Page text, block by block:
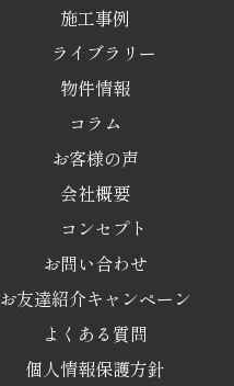
施工事例
ライブラリー
物件情報
コラム
お客様の声
会社概要
コンセプト
お問い合わせ
お友達紹介キャンペーン
よくある質問
個人情報保護方針